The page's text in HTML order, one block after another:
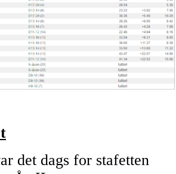
det dags for stafetten